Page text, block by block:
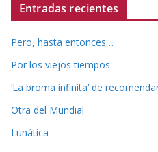
Entradas recientes
Pero, hasta entonces…
Por los viejos tiempos
‘La broma infinita’ de
Otra del Mundial
Lunática